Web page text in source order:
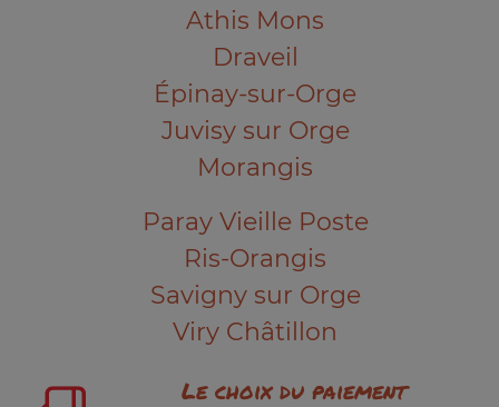
Athis Mons
Draveil
Épinay-sur-Orge
Juvisy sur Orge
Morangis
Paray Vieille Poste
Ris-Orangis
Savigny sur Orge
Viry Châtillon
Le choix du paiement